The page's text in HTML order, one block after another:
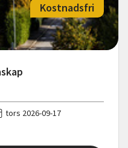
Kostnadsfri
tors 2026-09-17